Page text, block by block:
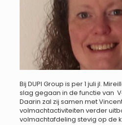
Bij DUPI Group is per 1 juli jl.
slag gegaan in de functie van
Daarin zal zij samen met
volmachtactiviteiten verder
volmachtafdeling stevig op de